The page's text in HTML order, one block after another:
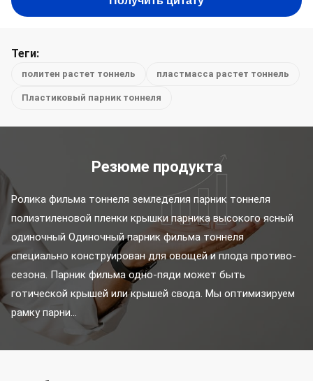
Теги:
политен растет тоннель пластмасса растет тоннель
Пластиковый парник тоннеля
Резюме продукта
Ролика фильма тоннеля земледелия парник тоннеля
полиэтиленовой пленки крышки парника высокого ясный
одиночный Одиночный парник фильма тоннеля
специально конструирован для овощей и плода противо-
сезона. Парник фильма одно-пяди может быть
готической крышей или крышей свода. Мы оптимизируем
рамку парни...